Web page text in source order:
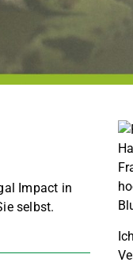
Impact in
selbst.